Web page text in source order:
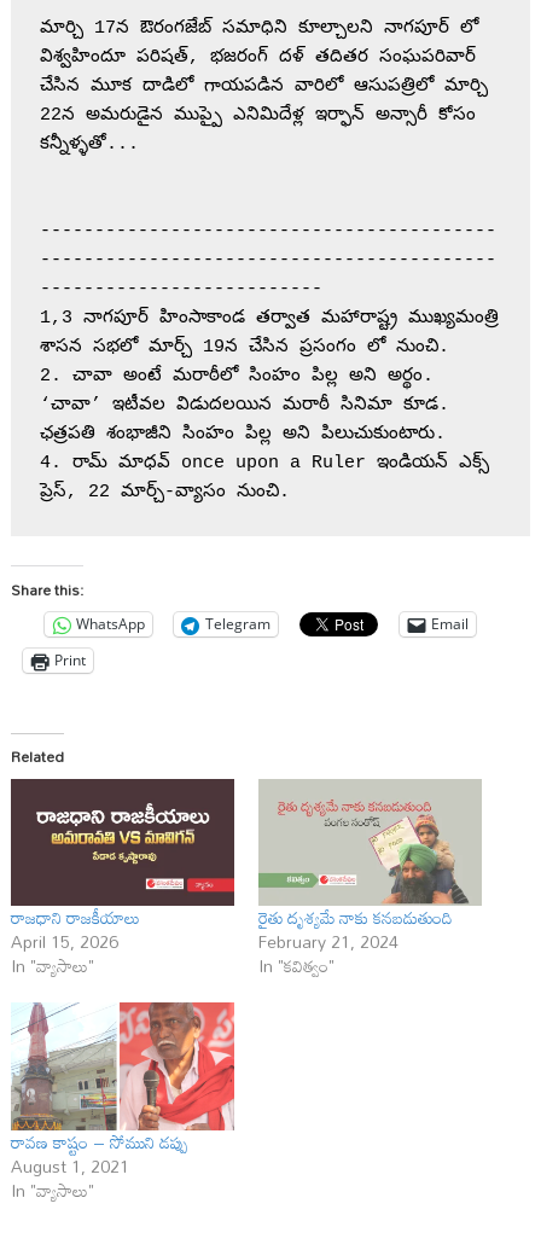
మార్చి 17న ఔరంగజేబ్ సమాధిని కూల్చాలని నాగపూర్ లో
విశ్వహిందూ పరిషత్, భజరంగ్ దళ్ తదితర సంఘపరివార్
చేసిన మూక దాడిలో గాయపడిన వారిలో ఆసుపత్రిలో మార్చి
22న అమరుడైన ముప్పై ఎనిమిదేళ్ల ఇర్ఫాన్ అన్సారీ కోసం
కన్నీళ్ళతో...
------------------------------------------
------------------------------------------
--------------------------
1,3 నాగపూర్ హింసాకాండ తర్వాత మహారాష్ట్ర ముఖ్యమంత్రి
శాసన సభలో మార్చ్ 19న చేసిన ప్రసంగం లో నుంచి.
2. చావా అంటే మరాఠీలో సింహం పిల్ల అని అర్థం.
‘చావా’ ఇటీవల విడుదలయిన మరాఠీ సినిమా కూడ.
ఛత్రపతి శంభాజీని సింహం పిల్ల అని పిలుచుకుంటారు.
4. రామ్ మాధవ్ once upon a Ruler ఇండియన్ ఎక్స్
ప్రెస్, 22 మార్చ్-వ్యాసం నుంచి.
Share this:
WhatsApp Telegram
Email
Print
Related
రాజధాని రాజకీయాలు
April 15, 2026
In "వ్యాసాలు"
రైతు దృశ్యమే నాకు కనబడుతుంది
February 21, 2024
In "కవిత్వం"
రావణ కాష్టం – సోముని డప్పు
August 1, 2021
In "వ్యాసాలు"